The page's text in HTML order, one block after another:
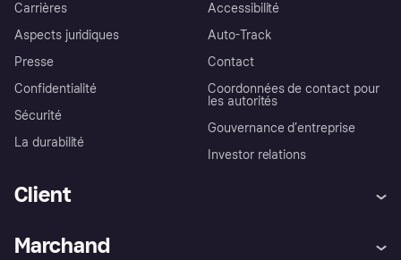
Carrières
Aspects juridiques
Presse
Confidentialité
Sécurité
La durabilité
Accessibilité
Auto-Track
Contact
Coordonnées de contact pour
les autorités
Gouvernance d’entreprise
Investor relations
Client
Marchand